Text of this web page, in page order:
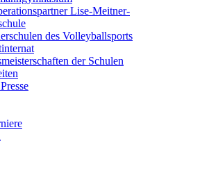
Lise-Meitner-
des Volleyballsports
der Schulen